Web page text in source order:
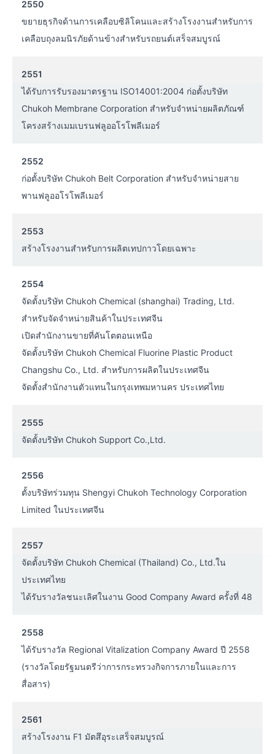
2550
ขยายธุรกิจด้านการเคลือบซิลิโคนและสร้างโรงงานสำหรับการ
เคลือบถุงลมนิรภัยด้านข้างสำหรับรถยนต์เสร็จสมบูรณ์
2551
ได้รับการรับรองมาตรฐาน ISO14001:2004 ก่อตั้งบริษัท
Chukoh Membrane Corporation สำหรับจำหน่ายผลิตภัณฑ์
โครงสร้างเมมเบรนฟลูออโรโพลีเมอร์
2552
ก่อตั้งบริษัท Chukoh Belt Corporation สำหรับจำหน่ายสาย
พานฟลูออโรโพลีเมอร์
2553
สร้างโรงงานสำหรับการผลิตเทปกาวโดยเฉพาะ
2554
จัดตั้งบริษัท Chukoh Chemical (shanghai) Trading, Ltd.
สำหรับจัดจำหน่ายสินค้าในประเทศจีน
เปิดสำนักงานขายที่คันโตตอนเหนือ
จัดตั้งบริษัท Chukoh Chemical Fluorine Plastic Product
Changshu Co., Ltd. สำหรับการผลิตในประเทศจีน
จัดตั้งสำนักงานตัวแทนในกรุงเทพมหานคร ประเทศไทย
2555
จัดตั้งบริษัท Chukoh Support Co.,Ltd.
2556
ตั้งบริษัทร่วมทุน Shengyi Chukoh Technology Corporation
Limited ในประเทศจีน
2557
จัดตั้งบริษัท Chukoh Chemical (Thailand) Co., Ltd.ใน
ประเทศไทย
ได้รับรางวัลชนะเลิศในงาน Good Company Award ครั้งที่ 48
2558
ได้รับรางวัล Regional Vitalization Company Award ปี 2558
(รางวัลโดยรัฐมนตรีว่าการกระทรวงกิจการภายในและการ
สื่อสาร)
2561
สร้างโรงงาน F1 มัตสึอุระเสร็จสมบูรณ์